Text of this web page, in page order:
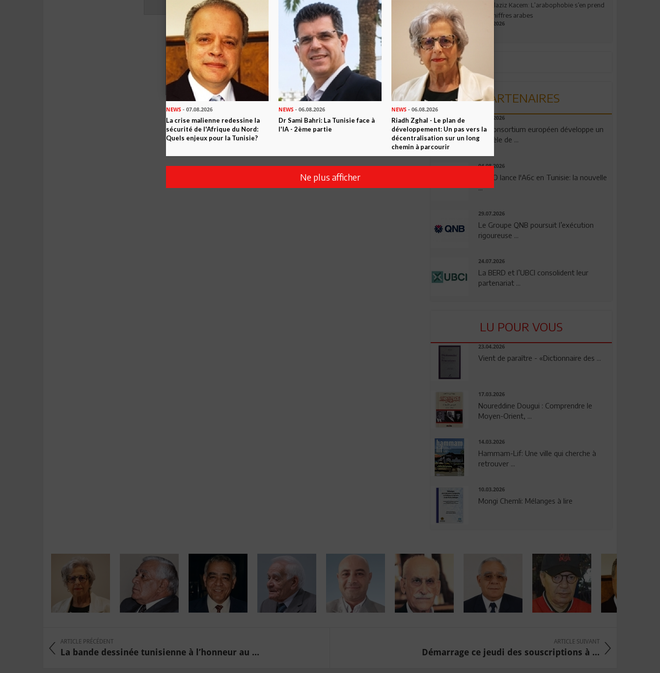
Envoyer
Abdelaziz Kacem: L’arabophobie s’en prend
aux chiffres arabes
09.07.2026
PARTENAIRES
06.08.2026
Un consortium européen développe un
modèle de ...
04.08.2026
OPPO lance l'A6c en Tunisie: la nouvelle
...
29.07.2026
Le Groupe QNB poursuit l’exécution
rigoureuse ...
24.07.2026
La BERD et l’UBCI consolident leur
partenariat ...
LU POUR VOUS
23.04.2026
Vient de paraître - «Dictionnaire des ...
17.03.2026
Noureddine Dougui : Comprendre le
Moyen-Orient, ...
14.03.2026
Hammam-Lif: Une ville qui cherche à
retrouver ...
10.03.2026
Mongi Chemli: Mélanges à lire
ARTICLE PRÉCÉDENT
La bande dessinée tunisienne à l’honneur au ...
ARTICLE SUIVANT
Démarrage ce jeudi des souscriptions à ...
NEWS - 07.08.2026
La crise malienne redessine la
sécurité de l'Afrique du Nord:
Quels enjeux pour la Tunisie?
NEWS - 06.08.2026
Dr Sami Bahri: La Tunisie face à
l'IA - 2ème partie
NEWS- 06.08.2026
Riadh Zghal - Le plan de
développement: Un pas vers la
décentralisation sur un long
chemin à parcourir
Ne plus afficher